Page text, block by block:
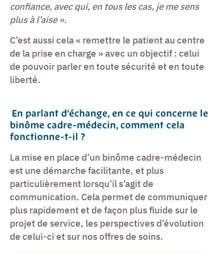
confiance, avec qui, en tous les cas, je me sens
plus à l’aise ».
C’est aussi cela « remettre le patient au centre
de la prise en charge » avec un objectif : celui
de pouvoir parler en toute sécurité et en toute
liberté.
En parlant d’échange, en ce qui concerne le
binôme cadre-médecin, comment cela
fonctionne-t-il ?
La mise en place d’un binôme cadre-médecin
est une démarche facilitante, et plus
particulièrement lorsqu’il s’agit de
communication. Cela permet de communiquer
plus rapidement et de façon plus fluide sur le
projet de service, les perspectives d’évolution
de celui-ci et sur nos offres de soins.